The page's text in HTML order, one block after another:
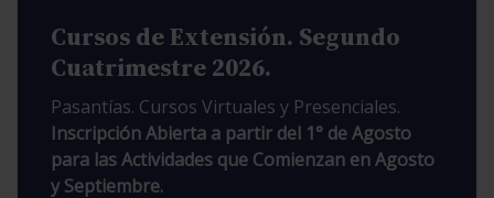
Cursos de Extensión. Segundo
Cuatrimestre 2026.
Pasantías. Cursos Virtuales y Presenciales.
Inscripción Abierta a partir del 1° de Agosto
para las Actividades que Comienzan en Agosto
y Septiembre.